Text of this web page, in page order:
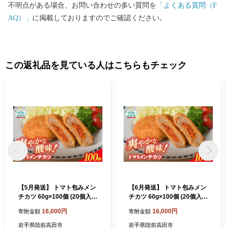
をしていました」等、震災の時だけでなく10年以上経った現在も
品を通して、私たちの想いが全国に、そして海の向こうまで届き
ますように。
不明点がある場合、お問い合わせの多い質問を 「よくある質問（F
AQ）」 に掲載しておりますのでご確認ください。
この返礼品を見ている人はこちらもチェック
【5月発送】 トマト包みメン
チカツ 60g×100個 (20個入×
ト メンチカツ 揚げ物 国産 鶏
肉 使用 人気 おすすめ おかず
寄附金額 16,000円
岩手県陸前高田市
【6月発送】 トマト包みメン
チカツ 60g×100個 (20個入×
ト メンチカツ 揚げ物 国産 鶏
肉 使用 人気 おすすめ おかず
寄附金額 16,000円
岩手県陸前高田市